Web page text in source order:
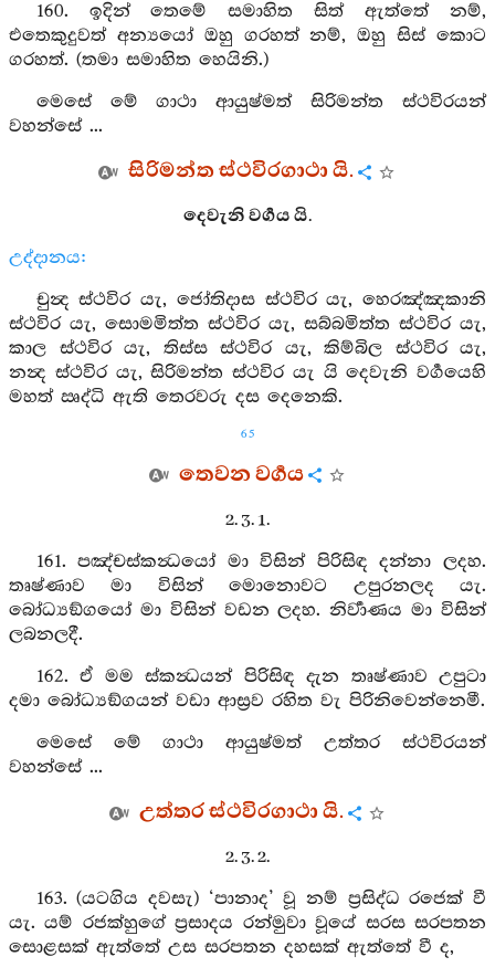
160. ඉදින් තෙමේ සමාහිත සිත් ඇත්තේ නම්,
එතෙකුදුවත් අන්‍යයෝ ඔහු ගරහත් නම්, ඔහු සිස් කොට
ගරහත්. (තමා සමාහිත හෙයිනි.)
මෙසේ මේ ගාථා ආයුෂ්මත් සිරිමන්ත ස්ථවිරයන්
වහන්සේ ...
සිරිමන්ත ස්ථවිරගාථා යි.
දෙවැනි වර්‍ගය යි.
උද්දානය:
චුන්‍ද ස්ථවිර යැ, ජෝතිදාස ස්ථවිර යැ, හෙරඤ්ඤකානි
ස්ථවිර යැ, සොමමිත්ත ස්ථවිර යැ, සබ්බමිත්ත ස්ථවිර යැ,
කාල ස්ථවිර යැ, තිස්ස ස්ථවිර යැ, කිම්බිල ස්ථවිර යැ,
නන්‍ද ස්ථවිර යැ, සිරිමන්ත ස්ථවිර යැ යි දෙවැනි වර්‍ගයෙහි
මහත් ඍද්ධි ඇති තෙරවරු දස දෙනෙකි.
65
තෙවන වර්‍ගය
2. 3. 1.
161. පඤ්චස්කන්‍ධයෝ මා විසින් පිරිසිඳ දන්නා ලදහ.
තෘෂ්ණාව මා විසින් මොනොවට උපුරනලද යැ.
බෝධ්‍යඞ්ගයෝ මා විසින් වඩන ලදහ. නිර්‍වාණය මා විසින්
ලබනලදී.
162. ඒ මම ස්කන්‍ධයන් පිරිසිඳ දැන තෘෂ්ණාව උපුටා
දමා බෝධ්‍යඞ්ගයන් වඩා ආස්‍රව රහිත වැ පිරිනිවෙන්නෙමී.
මෙසේ මේ ගාථා ආයුෂ්මත් උත්තර ස්ථවිරයන්
වහන්සේ ...
උත්තර ස්ථවිරගාථා යි.
2. 3. 2.
163. (යටගිය දවසැ) ‘පානාද’ වූ නම් ප්‍රසිද්ධ රජෙක් වී
යැ. යම් රජක්හුගේ ප්‍රසාදය රන්මුවා වූයේ සරස සරපතන
සොළසක් ඇත්තේ උස සරපතන දහසක් ඇත්තේ වී ද,